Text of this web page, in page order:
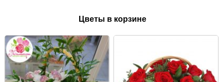
Цветы в корзине